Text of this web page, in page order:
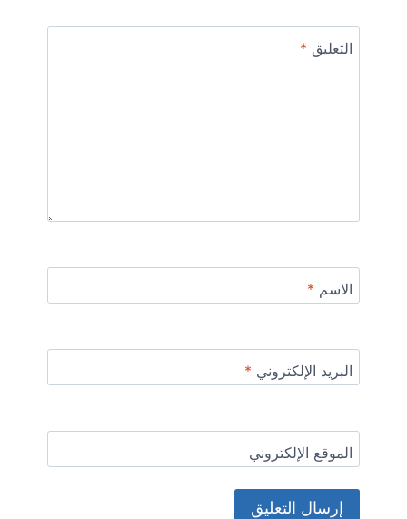
التعليق *
الاسم *
البريد الإلكتروني *
الموقع الإلكتروني